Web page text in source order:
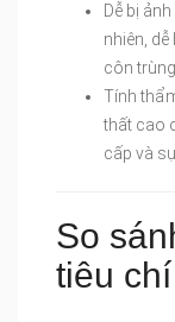
Dễ bị
nhiên,
côn trùng.
Tính
thất cao
cấp và
So
tiêu chí